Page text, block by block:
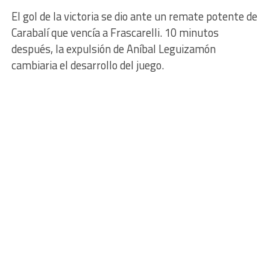
El gol de la victoria se dio ante un remate potente de
Carabalí que vencía a Frascarelli. 10 minutos
después, la expulsión de Aníbal Leguizamón
cambiaria el desarrollo del juego.